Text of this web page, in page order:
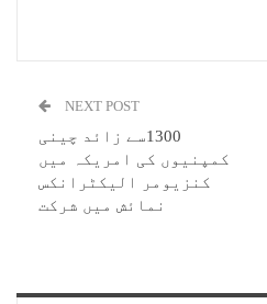
NEXT POST
1300سے زائد چینی
کمپنیوں کی امریکہ میں
کنزیومر الیکٹرانکس
نمائش میں شرکت